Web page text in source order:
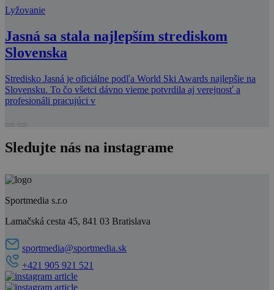
Lyžovanie
Jasná sa stala najlepším strediskom
Slovenska
Stredisko Jasná je oficiálne podľa World Ski Awards najlepšie na
Slovensku. To čo všetci dávno vieme potvrdila aj verejnosť a
profesionáli pracujúci v
Sledujte nás na instagrame
Sportmedia s.r.o
Lamačská cesta 45, 841 03 Bratislava
sportmedia@sportmedia.sk
+421 905 921 521